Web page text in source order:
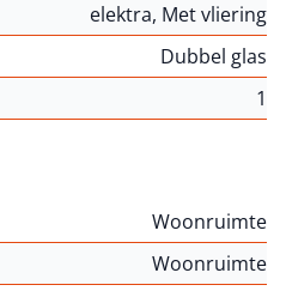
elektra, Met vliering
Dubbel glas
1
Woonruimte
Woonruimte